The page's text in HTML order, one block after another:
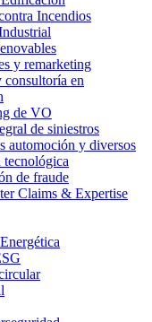
Incendios
y remarketing
en
de VO
de siniestros
automoción y diversos
de fraude
Claims & Expertise